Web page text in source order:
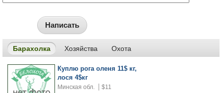
Написать
Барахолка Хозяйства Охота
Куплю рога оленя 11$ кг,
лося 4$кг
Минская обл. $11